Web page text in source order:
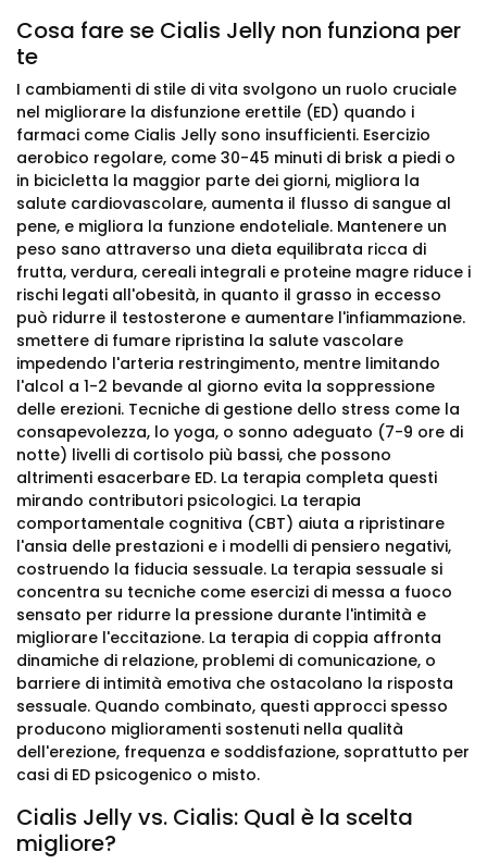
Cosa fare se Cialis Jelly non funziona per
te
I cambiamenti di stile di vita svolgono un ruolo cruciale
nel migliorare la disfunzione erettile (ED) quando i
farmaci come Cialis Jelly sono insufficienti. Esercizio
aerobico regolare, come 30-45 minuti di brisk a piedi o
in bicicletta la maggior parte dei giorni, migliora la
salute cardiovascolare, aumenta il flusso di sangue al
pene, e migliora la funzione endoteliale. Mantenere un
peso sano attraverso una dieta equilibrata ricca di
frutta, verdura, cereali integrali e proteine magre riduce i
rischi legati all'obesità, in quanto il grasso in eccesso
può ridurre il testosterone e aumentare l'infiammazione.
smettere di fumare ripristina la salute vascolare
impedendo l'arteria restringimento, mentre limitando
l'alcol a 1-2 bevande al giorno evita la soppressione
delle erezioni. Tecniche di gestione dello stress come la
consapevolezza, lo yoga, o sonno adeguato (7-9 ore di
notte) livelli di cortisolo più bassi, che possono
altrimenti esacerbare ED. La terapia completa questi
mirando contributori psicologici. La terapia
comportamentale cognitiva (CBT) aiuta a ripristinare
l'ansia delle prestazioni e i modelli di pensiero negativi,
costruendo la fiducia sessuale. La terapia sessuale si
concentra su tecniche come esercizi di messa a fuoco
sensato per ridurre la pressione durante l'intimità e
migliorare l'eccitazione. La terapia di coppia affronta
dinamiche di relazione, problemi di comunicazione, o
barriere di intimità emotiva che ostacolano la risposta
sessuale. Quando combinato, questi approcci spesso
producono miglioramenti sostenuti nella qualità
dell'erezione, frequenza e soddisfazione, soprattutto per
casi di ED psicogenico o misto.
Cialis Jelly vs. Cialis: Qual è la scelta
migliore?